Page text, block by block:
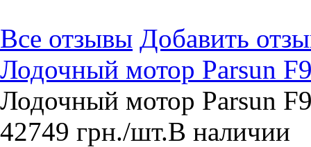
Все отзывы Добавить
Лодочный мотор Parsun
Лодочный мотор Parsun
42749 грн./шт.В наличии